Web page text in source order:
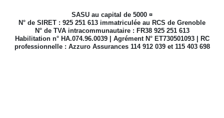
SASU au capital de 5000 ¤
N° de SIRET : 925 251 613 immatriculée au RCS de Grenoble
N° de TVA intracommunautaire : FR38 925 251 613
Habilitation n° HA.074.96.0039 | Agrément N° ET730501093 | RC
professionnelle : Azzuro Assurances 114 912 039 et 115 403 698